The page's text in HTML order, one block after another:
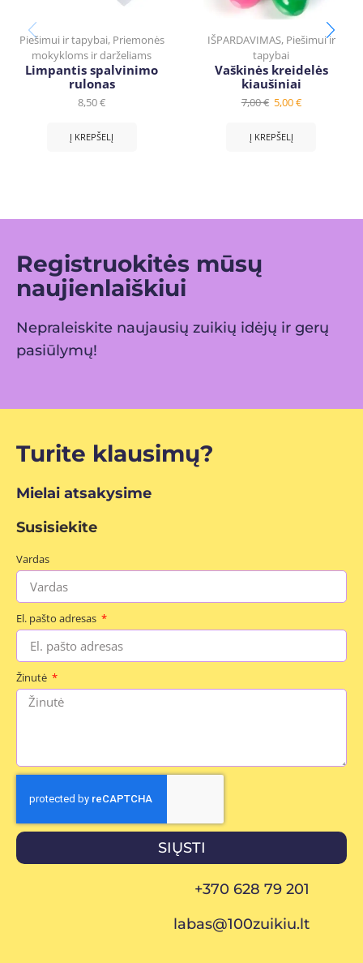
Piešimui ir tapybai, Priemonės
mokykloms ir darželiams
Limpantis spalvinimo
rulonas
8,50€
Į KREPŠELĮ
IŠPARDAVIMAS, Piešimui ir
tapybai
Vaškinės kreidelės
kiaušiniai
7,00€ 5,00€
Į KREPŠELĮ
Registruokitės mūsų
naujienlaiškiui
Nepraleiskite naujausių zuikių idėjų ir gerų
pasiūlymų!
Turite klausimų?
Mielai atsakysime
Susisiekite
Vardas
El. pašto adresas
Žinutė
SIŲSTI
+370 628 79 201
labas@100zuikiu.lt